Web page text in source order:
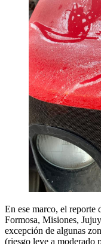
En ese marco, el reporte
Formosa, Misiones,
excepción de algunas
(riesgo leve a moderado